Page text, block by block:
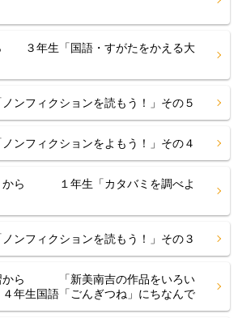
３年生「国語・すがたをかえる大
ンフィクションを読もう！」その５
ンフィクションをよもう！」その４
」から １年生「カタバミを調べよ
ンフィクションを読もう！」その３
から 「新美南吉の作品をいろい
年生国語「ごんぎつね」にちなんで